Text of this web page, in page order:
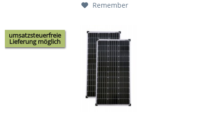
Remember
umsatzsteuerfreie
Lieferung möglich